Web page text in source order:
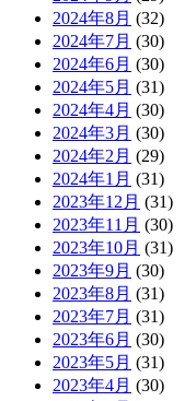
2024年8月 (32)
2024年7月 (30)
2024年6月 (30)
2024年5月 (31)
2024年4月 (30)
2024年3月 (30)
2024年2月 (29)
2024年1月 (31)
2023年12月 (31)
2023年11月 (30)
2023年10月 (31)
2023年9月 (30)
2023年8月 (31)
2023年7月 (31)
2023年6月 (30)
2023年5月 (31)
2023年4月 (30)